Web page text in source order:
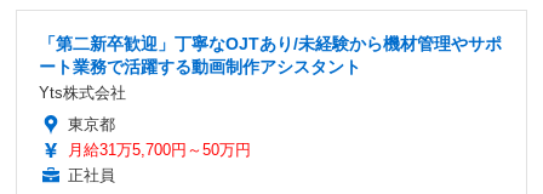
「第二新卒歓迎」丁寧なOJTあり/未経験から機材管理やサポ
ート業務で活躍する動画制作アシスタント
Yts株式会社
東京都
月給31万5,700円～50万円
正社員